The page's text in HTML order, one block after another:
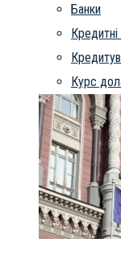
Банки
Кредитні
Курс